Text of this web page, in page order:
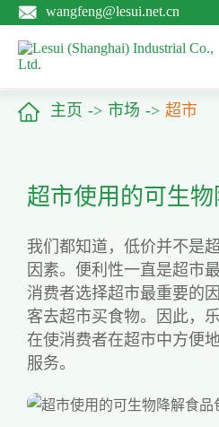
 wangfeng@lesui.net.cn
 主页 市场 超市
超市使用的可生
我们都知道，低价并不是
因素。便利性一直是超市
消费者选择超市最重要的
客去超市买食物。因此，
在使消费者在超市中方便
服务。